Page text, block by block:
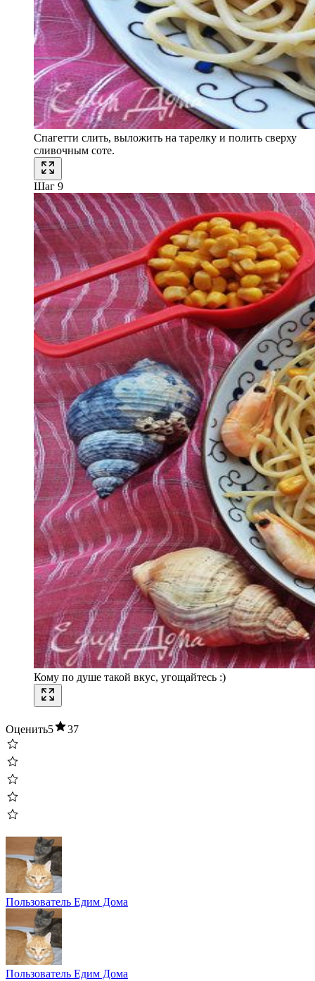
Спагетти слить, выложить на тарелку и полить сверху
сливочным соте.
Шаг 9
Кому по душе такой вкус, угощайтесь :)
Оценить5 37
Пользователь Едим Дома
Пользователь Едим Дома